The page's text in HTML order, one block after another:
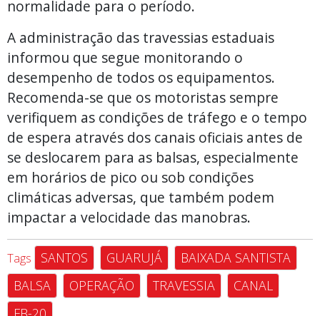
normalidade para o período.
A administração das travessias estaduais
informou que segue monitorando o
desempenho de todos os equipamentos.
Recomenda-se que os motoristas sempre
verifiquem as condições de tráfego e o tempo
de espera através dos canais oficiais antes de
se deslocarem para as balsas, especialmente
em horários de pico ou sob condições
climáticas adversas, que também podem
impactar a velocidade das manobras.
Tags SANTOS GUARUJÁ
BAIXADA SANTISTA
BALSA
OPERAÇÃO TRAVESSIA
CANAL